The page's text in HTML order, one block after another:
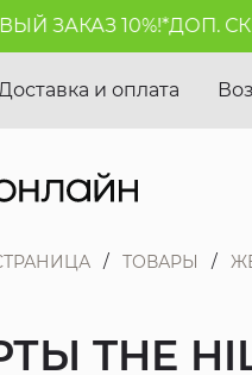
10%!*ДОП.
и оплата
ТОВАРЫ
THE